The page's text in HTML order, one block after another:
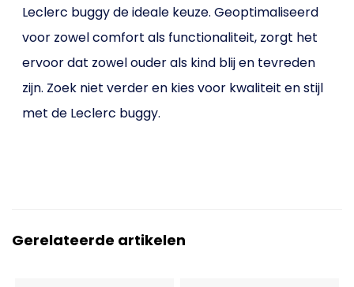
Leclerc buggy de ideale keuze. Geoptimaliseerd
voor zowel comfort als functionaliteit, zorgt het
ervoor dat zowel ouder als kind blij en tevreden
zijn. Zoek niet verder en kies voor kwaliteit en stijl
met de Leclerc buggy.
Gerelateerde artikelen